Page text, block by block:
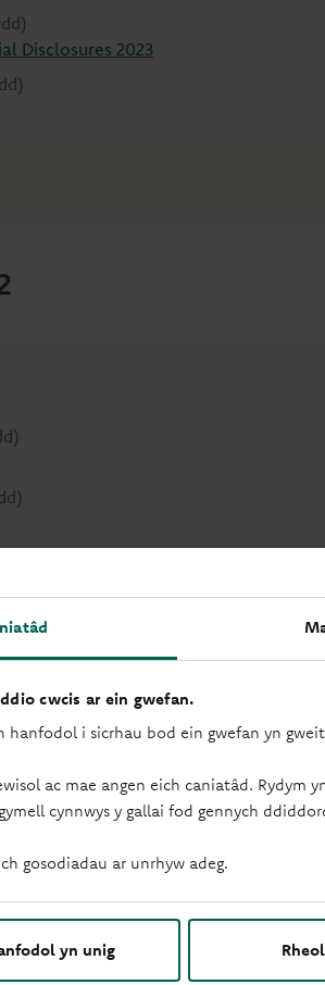
cwcis ar ein gwefan.
hanfodol i sicrhau bod ein gwefan yn
ac mae angen eich caniatâd. Rydym
cynnwys y gallai fod gennych
gosodiadau ar unrhyw adeg.
yn unig
Disclosures 2023